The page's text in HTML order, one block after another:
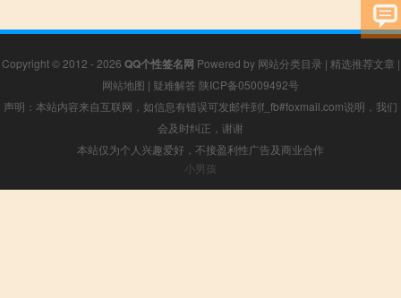
Copyright © 2012 - 2026 QQ个性签名网 Powered by 网站分类目录 | 精选推荐文章 |
网站地图 | 疑难解答 陕ICP备05009492号
声明：本站内容来自互联网，如信息有错误可发邮件到f_fb#foxmail.com说明，我们
会及时纠正，谢谢
本站仅为个人兴趣爱好，不接盈利性广告及商业合作
小男孩